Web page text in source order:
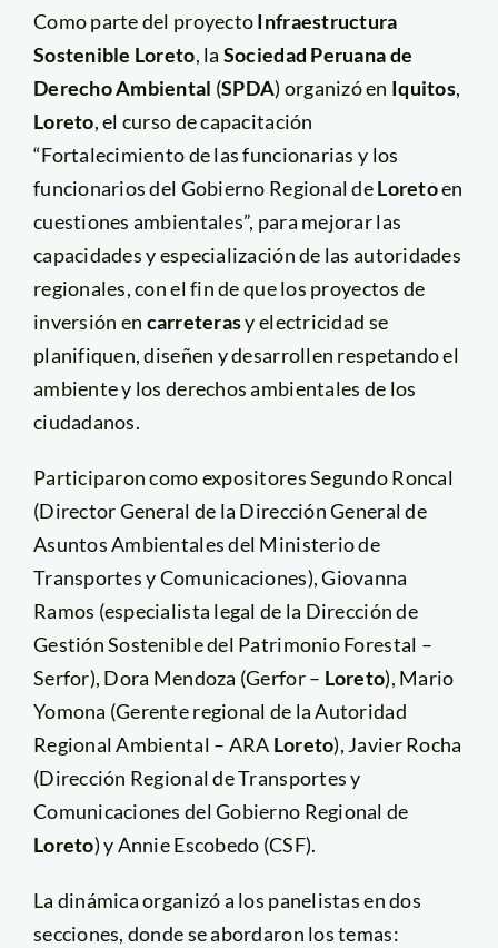
Como parte del proyectoInfraestructura
Sostenible Loreto, la Sociedad Peruana de
Derecho Ambiental (SPDA) organizó en Iquitos,
Loreto, el curso de capacitación
“Fortalecimiento de las funcionarias y los
funcionarios del Gobierno Regional deLoretoen
cuestiones ambientales”, para mejorar las
capacidades y especialización de las autoridades
regionales, con el fin de que los proyectos de
inversión en carreterasy electricidad se
planifiquen, diseñen y desarrollen respetando el
ambiente y los derechos ambientales de los
ciudadanos.
Participaron como expositores Segundo Roncal
(Director General de la Dirección General de
Asuntos Ambientales del Ministerio de
Transportes y Comunicaciones), Giovanna
Ramos (especialista legal de la Dirección de
Gestión Sostenible del Patrimonio Forestal –
Serfor), Dora Mendoza (Gerfor – Loreto), Mario
Yomona (Gerente regional de la Autoridad
Regional Ambiental – ARA Loreto), Javier Rocha
(Dirección Regional de Transportes y
Comunicaciones del Gobierno Regional de
Loreto) y Annie Escobedo (CSF).
La dinámica organizó a los panelistas en dos
secciones, donde se abordaron los temas: